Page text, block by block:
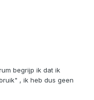
begrijp ik dat ik
, ik heb dus geen